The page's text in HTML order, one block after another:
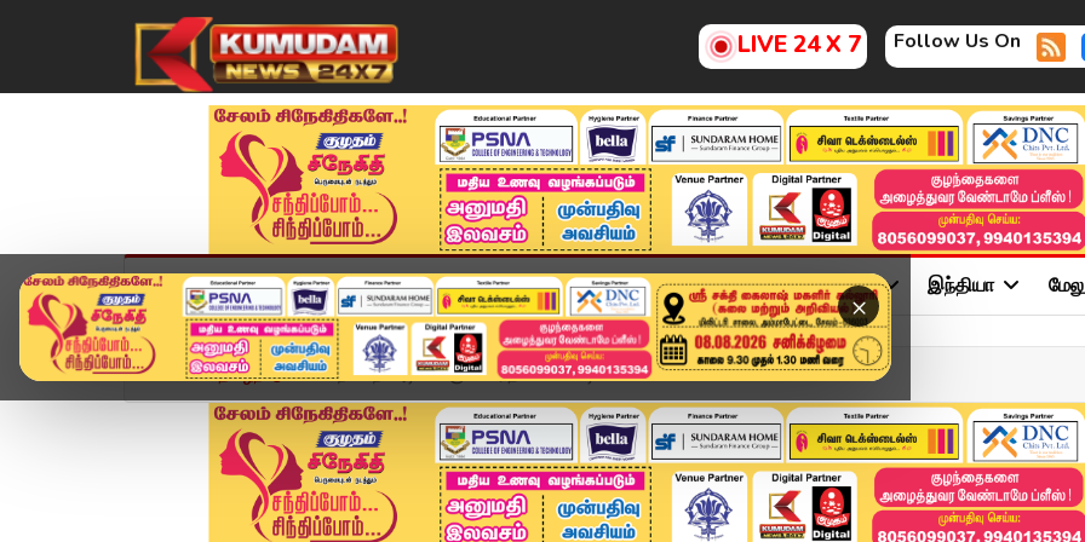
LIVE 24 X 7 Follow Us On
×
முகப்பு விளையாட்டு அண்மை தமிழ்நாடு சினிமா அரசியல் விளையாட்டு இந்தியா
Home தமிழ்நாடு மாறி மாறி அடிவாங்கும் மாரிதாஸ்... மாட்டிவிட்ட ல...